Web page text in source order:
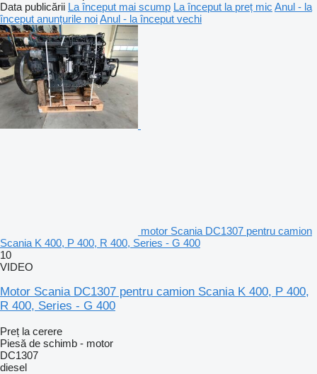
Data publicării La început mai scump La început la preț mic Anul - la
început anunțurile noiAnul - la început vechi
motor Scania DC1307 pentru camion
Scania K 400, P 400, R 400, Series - G 400
10
VIDEO
Motor Scania DC1307 pentru camion Scania K 400, P 400,
R 400, Series - G 400
Preț la cerere
Piesă de schimb - motor
DC1307
diesel